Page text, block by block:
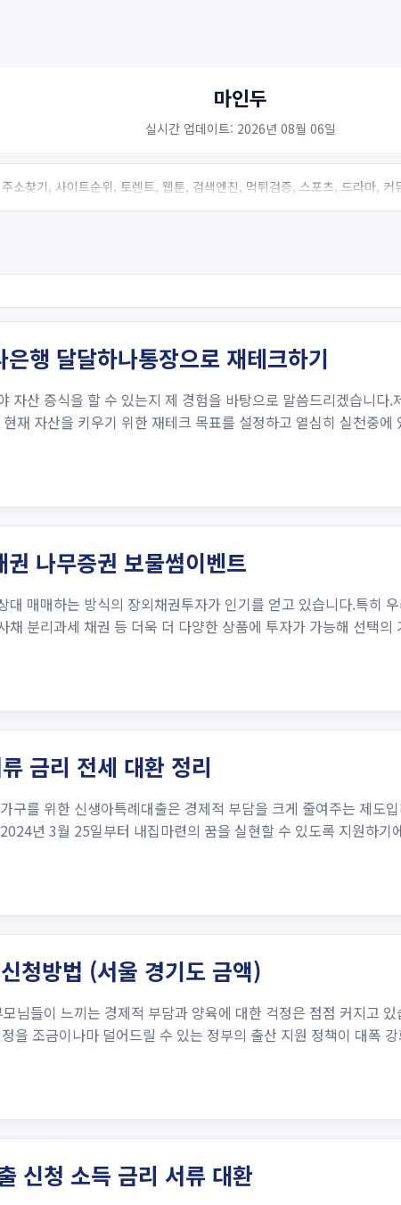
마인두
실시간 업데이트: 2026년 08월 06일
소찾기, 사이트순위, 토렌트, 웹툰, 검색엔진, 먹튀검증, 스포츠, 드라마, 커
행 달달하나통장으로 재테크하기
자산 증식을 할 수 있는지 제 경험을 바탕으로 말씀드리겠습니
재 자산을 키우기 위한 재테크 목표를 설정하고 열심히 실천중
나무증권 보물썸이벤트
대 매매하는 방식의 장외채권투자가 인기를 얻고 있습니다.특히
분리과세 채권 등 더욱 더 다양한 상품에 투자가 가능해 선택
금리 전세 대환 정리
구를 위한 신생아특례대출은 경제적 부담을 크게 줄여주는 제도
년 3월 25일부터 내집마련의 꿈을 실현할 수 있도록 지원하
청방법 (서울 경기도 금액)
님들이 느끼는 경제적 부담과 양육에 대한 걱정은 점점 커지고
을 조금이나마 덜어드릴 수 있는 정부의 출산 지원 정책이 대폭
신청 소득 금리 서류 대환